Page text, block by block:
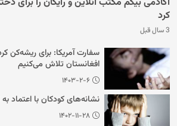
کرد
3 سال قبل
سفارت آمریکا: برای
افغانستان تلاش می‌کنیم
۱۴۰۳-۲-۶
نشانه‌های کودکان با اعتماد
۱۴۰۲-۱۱-۲۸